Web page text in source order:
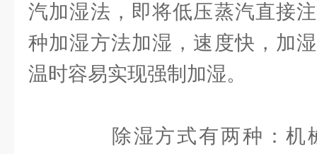
汽加湿法，即将低压蒸汽直接
种加湿方法加湿，速度快，加
温时容易实现强制加湿。
除湿方式有两种：机